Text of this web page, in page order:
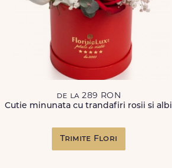
de la 289 RON
Cutie minunata cu trandafiri rosii si albi
Trimite Flori